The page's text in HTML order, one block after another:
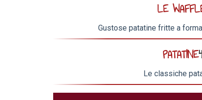
LE
Gustose patatine fritte a
PATATINE
Le classiche